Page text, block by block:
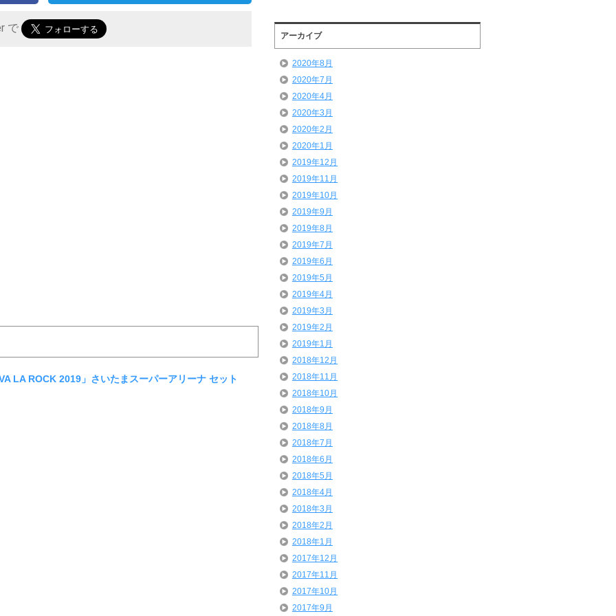
で
LA ROCK 2019」さいたまスーパーアリーナ セット
アーカイブ
2020年8月
2020年7月
2020年4月
2020年3月
2020年2月
2020年1月
2019年12月
2019年11月
2019年10月
2019年9月
2019年8月
2019年7月
2019年6月
2019年5月
2019年4月
2019年3月
2019年2月
2019年1月
2018年12月
2018年11月
2018年10月
2018年9月
2018年8月
2018年7月
2018年6月
2018年5月
2018年4月
2018年3月
2018年2月
2018年1月
2017年12月
2017年11月
2017年10月
2017年9月